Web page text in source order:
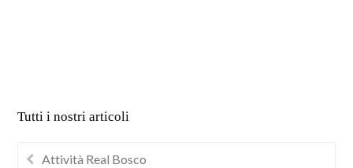
Tutti i nostri articoli
Attività Real Bosco